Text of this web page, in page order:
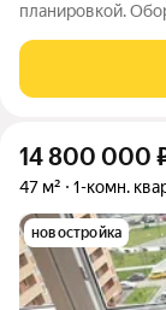
планировкой.
локация, 5-7 мин.
сад, спортзал.
14 800 000
47 м² 1-комн.
новостройка